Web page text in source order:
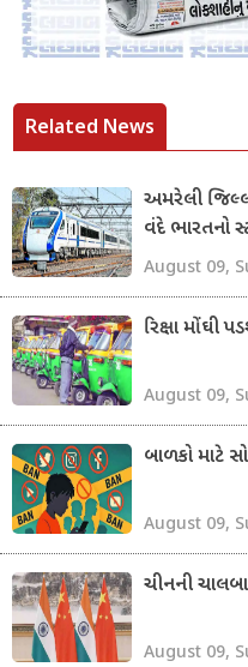
Related News
અમરેલી
વંદે ભારતનો
August 09,
રિક્ષા મોંઘી
August 09,
બાળકો માટે
August 09,
ચીનની
August 09,